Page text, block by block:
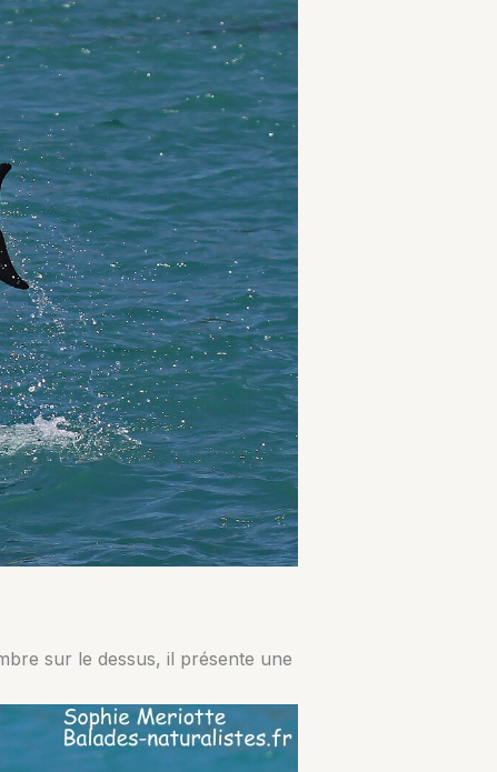
sur le dessus, il présente une